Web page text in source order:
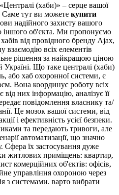
(хаби)» – серце вашої
Саме тут ви можете купити
надійного захисту вашого
іншого об'єкта. Ми пропонуємо
від провідного бренду Ajax,
взаємодію всіх елементів
рішення за найкращою ціною
Що таке централі (хаби)
або хаб охоронної системи, є
Вона координує роботу всіх
них інформацію, аналізує її
повідомлення власнику та/
Це мозок вашої системи, від
і ефективність усієї безпеки.
та передають тривоги, але
автоматизації, що значно
Сфера їх застосування дуже
житлових приміщень: квартир,
комерційних об'єктів: офісів,
управління охороною через
з системами. варто вибрати